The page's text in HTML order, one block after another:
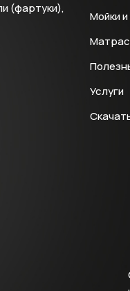
(фартуки),
Мойки
Услуги